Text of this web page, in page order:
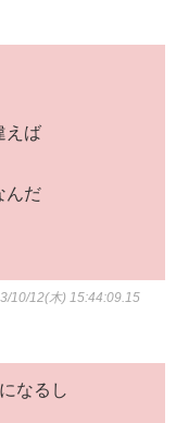
えば
んだ
10/12(木) 15:44:09.15
なるし